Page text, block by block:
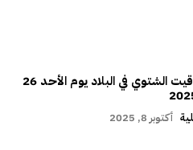
بدء التوقيت الشتوي في البلاد يوم الأحد 26
أكتوبر 8, 2025